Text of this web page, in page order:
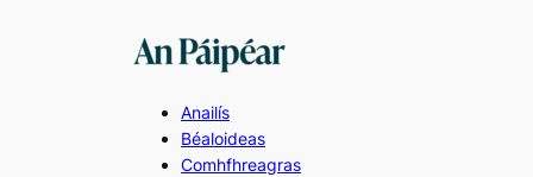
Anailís
Béaloideas
Comhfhreagras